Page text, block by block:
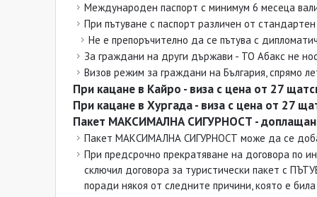
Международен паспорт с минимум 6 месеца
При пътуване с паспорт различен от
Не е препоръчително да се пътува с
За граждани на други държави - ТО Абакс не
Визов режим за граждани на България, спрямо
При кацане в Кайро - виза с цена от 27
При кацане в Хургада - виза с цена от 27
Пакет МАКСИМАЛНА СИГУРНОСТ -
Пакет МАКСИМАЛНА СИГУРНОСТ може да се
При предсрочно прекратяване на договора по
сключил договора за туристически пакет с
поради някоя от следните причини, която е